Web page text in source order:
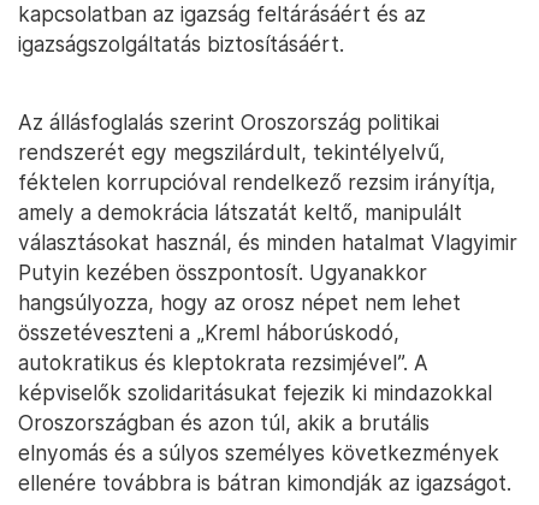
kapcsolatban az igazság feltárásáért és az
igazságszolgáltatás biztosításáért.
Az állásfoglalás szerint Oroszország politikai
rendszerét egy megszilárdult, tekintélyelvű,
féktelen korrupcióval rendelkező rezsim irányítja,
amely a demokrácia látszatát keltő, manipulált
választásokat használ, és minden hatalmat Vlagyimir
Putyin kezében összpontosít. Ugyanakkor
hangsúlyozza, hogy az orosz népet nem lehet
összetéveszteni a „Kreml háborúskodó,
autokratikus és kleptokrata rezsimjével”. A
képviselők szolidaritásukat fejezik ki mindazokkal
Oroszországban és azon túl, akik a brutális
elnyomás és a súlyos személyes következmények
ellenére továbbra is bátran kimondják az igazságot.